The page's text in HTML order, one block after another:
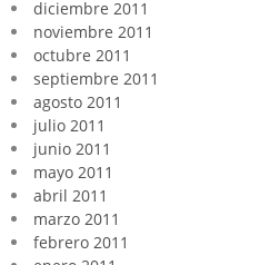
diciembre 2011
noviembre 2011
octubre 2011
septiembre 2011
agosto 2011
julio 2011
junio 2011
mayo 2011
abril 2011
marzo 2011
febrero 2011